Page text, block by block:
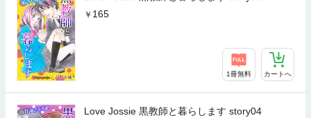
165
1冊無料 カートへ
Love Jossie 黒教師と暮らします story04